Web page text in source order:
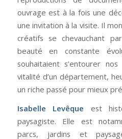
ouvrage est à la fois une
une invitation à la visite. Il
créatifs se chevauchant
beauté en constante
souhaitaient s’entourer
vitalité d’un département,
un riche passé pour mieux
Isabelle Levêque est
paysagiste. Elle est
parcs, jardins et